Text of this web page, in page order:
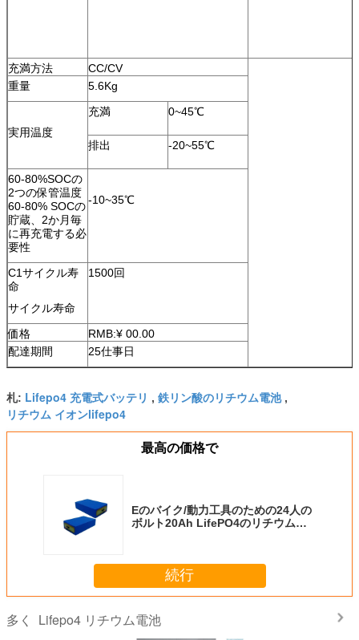
充満方法
CC/CV
重量
5.6Kg
実用温度
充満 0~45℃
排出 -20~55℃
60-80%SOCの
2つの保管温度
60-80% SOCの
貯蔵、2か月毎
に再充電する必
要性
-10~35℃
C1サイクル寿
命
サイクル寿命
1500回
価格
RMB:¥ 00.00
配達期間
25仕事日
札: Lifepo4 充電式バッテリ , 鉄リン酸のリチウム電池,
リチウム イオンlifepo4
最高の価格で
Eのバイク/動力工具のための24人の
ボルト20Ah LifePO4のリチウム電
続行
多く Lifepo4 リチウム電池